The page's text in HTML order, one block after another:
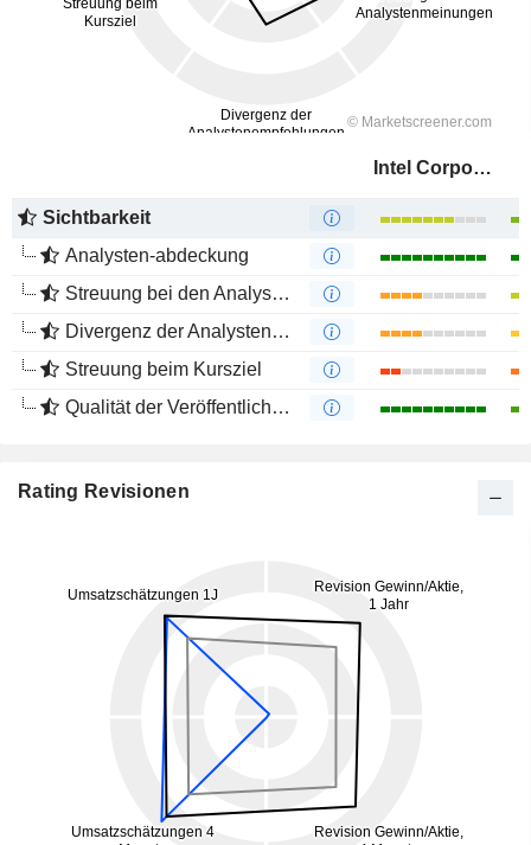
Intel Corporation
Sichtbarkeit
Analysten-abdeckung
Streuung bei den Analystenmeinungen
Divergenz der Analystenempfehlungen
Streuung beim Kursziel
Qualität der Veröffentlichungen
Rating Revisionen